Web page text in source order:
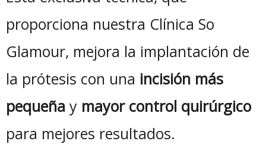
proporciona nuestra Clínica So
Glamour, mejora la implantación de
la prótesis con una incisión más
pequeña y mayor control quirúrgico
para mejores resultados.